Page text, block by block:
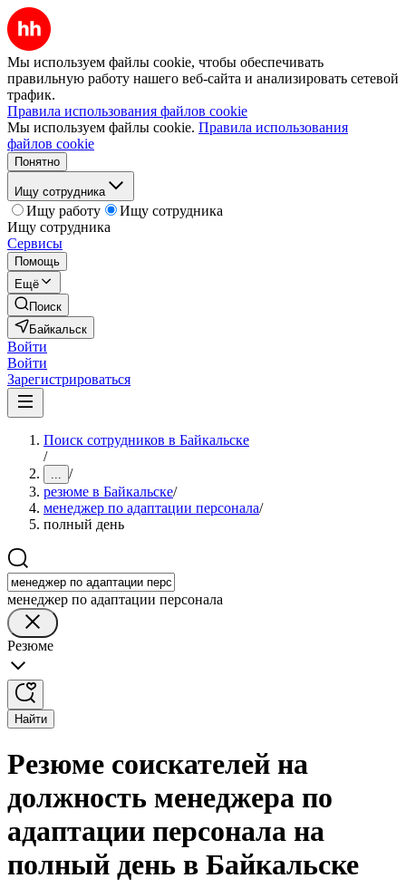
Мы используем файлы cookie, чтобы обеспечивать
правильную работу нашего веб-сайта и анализировать сетевой
трафик.
Правила использования файлов cookie
Мы используем файлы cookie. Правила использования
файлов cookie
Понятно
Ищу сотрудника
Ищу работу
Ищу сотрудника
Ищу сотрудника
Сервисы
Помощь
Ещё
Поиск
Байкальск
Войти
Войти
Зарегистрироваться
Поиск сотрудников в Байкальске
/
... /
резюме в Байкальске/
менеджер по адаптации персонала/
полный день
менеджер по адаптации персонала
Резюме
Найти
Резюме соискателей на
должность менеджера по
адаптации персонала на
полный день в Байкальске